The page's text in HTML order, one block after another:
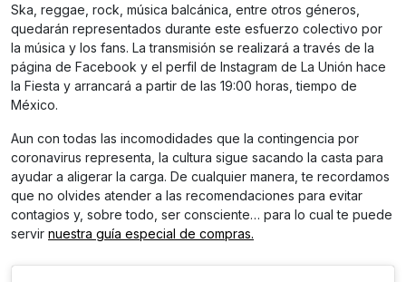
Ska, reggae, rock, música balcánica, entre otros géneros,
quedarán representados durante este esfuerzo colectivo por
la música y los fans. La transmisión se realizará a través de la
página de Facebook y el perfil de Instagram de La Unión hace
la Fiesta y arrancará a partir de las 19:00 horas, tiempo de
México.
Aun con todas las incomodidades que la contingencia por
coronavirus representa, la cultura sigue sacando la casta para
ayudar a aligerar la carga. De cualquier manera, te recordamos
que no olvides atender a las recomendaciones para evitar
contagios y, sobre todo, ser consciente… para lo cual te puede
servir nuestra guía especial de compras.